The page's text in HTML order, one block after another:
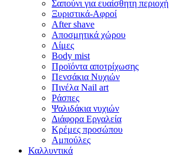
Σαπούνι για ευαίσθητη περιοχή
Ξυριστικά-Αφροί
After shave
Αποσμητικά χώρου
Λίμες
Body mist
Προϊόντα αποτρίχωσης
Πενσάκια Νυχιών
Πινέλα Nail art
Ράσπες
Ψαλιδάκια νυχιών
Διάφορα Εργαλεία
Κρέμες προσώπου
Αμπούλες
Καλλυντικά